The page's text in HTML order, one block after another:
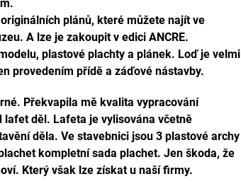
plánů, které můžete najít ve
A lze je zakoupit v edici ANCRE.
plastové plachty a plánek. Loď je velmi
provedením přídě a záďové nástavby.
Překvapila mě kvalita vypracování
děl. Lafeta je vylisována včetně
děla. Ve stavebnici jsou 3 plastové archy
kompletní sada plachet. Jen škoda, že
Který však lze získat u naší firmy.